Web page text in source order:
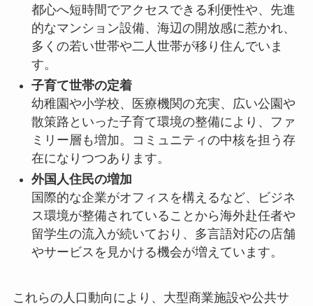
都心へ短時間でアクセスできる利便性や、先進
的なマンション設備、海辺の開放感に惹かれ、
多くの若い世帯や二人世帯が移り住んでいま
す。
子育て世帯の定着
幼稚園や小学校、医療機関の充実、広い公園や
散策路といった子育て環境の整備により、ファ
ミリー層も増加。コミュニティの中核を担う存
在になりつつあります。
外国人住民の増加
国際的な企業がオフィスを構えるなど、ビジネ
ス環境が整備されていることから海外赴任者や
留学生の流入が続いており、多言語対応の店舗
やサービスを見かける機会が増えています。
これらの人口動向により、大型商業施設や公共サ